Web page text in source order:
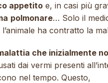
appetito e, in casi più
polmonare… Solo il
ha contratto la
che inizialmente
dai vermi presenti
nel tempo. Questo,